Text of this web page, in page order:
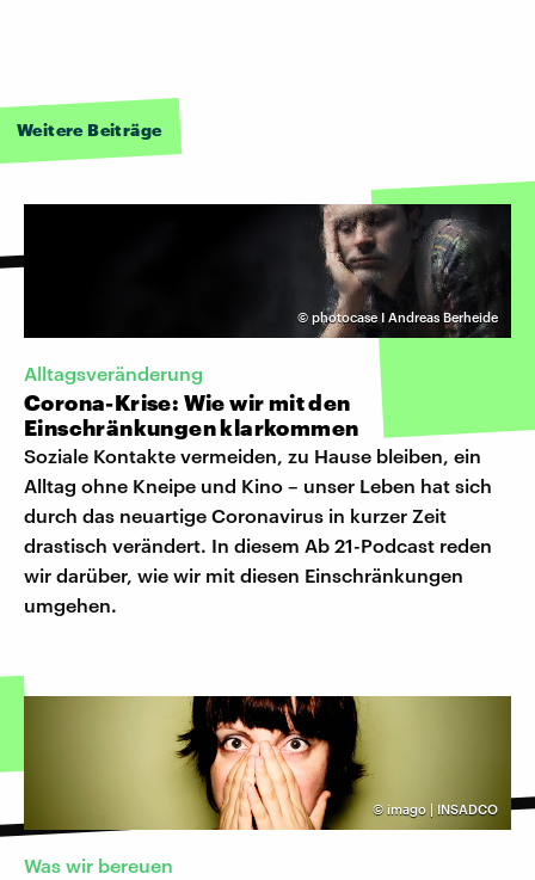
Weitere Beiträge
© photocase I Andreas Berheide
Alltagsveränderung
Corona-Krise: Wie wir mit den
Einschränkungen klarkommen
Soziale Kontakte vermeiden, zu Hause bleiben, ein
Alltag ohne Kneipe und Kino – unser Leben hat sich
durch das neuartige Coronavirus in kurzer Zeit
drastisch verändert. In diesem Ab 21-Podcast reden
wir darüber, wie wir mit diesen Einschränkungen
umgehen.
© imago | INSADCO
Was wir bereuen